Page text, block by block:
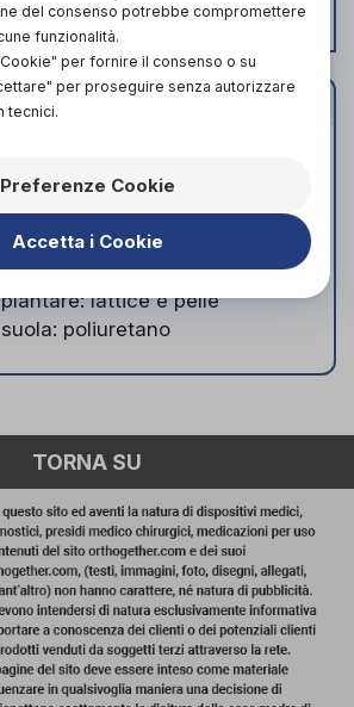
Verifica disponibilità
4 cm
plantare estraibile
pelle e materiale
lattice e pelle
poliuretano
TORNA SU
del consenso potrebbe compromettere
funzionalità.
per fornire il consenso o su
per proseguire senza autorizzare
tecnici.
Preferenze Cookie
Accetta i Cookie